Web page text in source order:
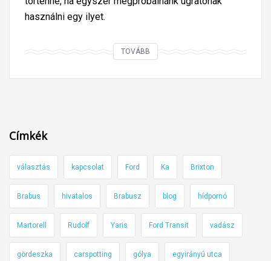
használni egy ilyet.
TOVÁBB
t
l
t
ó
-
Címkék
választás kapcsolat Ford Ka Brixton
Brabus hivatalos Brabusz blog hídpornó
Martorell Rudolf Yaris Ford Transit vadász
gördeszka carspotting gólya egyirányú utca